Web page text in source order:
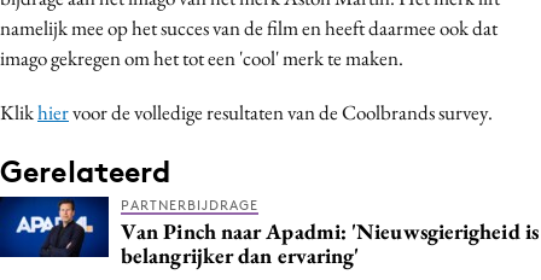
Effectiviteit
Gedragsverandering
Influencer marketing
Interne communicatie
Media
Merkstrategie
PR
namelijk mee op het succes van de film en heeft daarmee ook dat
imago gekregen om het tot een 'cool' merk te maken.
Klikhiervoor de volledige resultaten van de Coolbrands survey.
Gerelateerd
PARTNERBIJDRAGE
Van Pinch naar Apadmi: 'Nieuwsgierigheid is
belangrijker dan ervaring'